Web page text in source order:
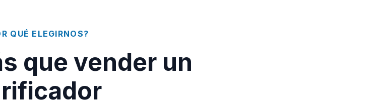
QUÉ ELEGIRNOS?
que vender un